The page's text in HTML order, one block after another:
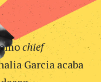
chief
Garcia acaba